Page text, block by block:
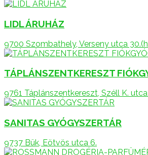
LIDL ÁRUHÁZ
9700 Szombathely, Verseny utca
TÁPLÁNSZENTKERESZT
9761 Táplánszentkereszt, Széll K. utca
SANITAS GYÓGYSZERTÁR
9737 Bük, Eötvös utca 6.